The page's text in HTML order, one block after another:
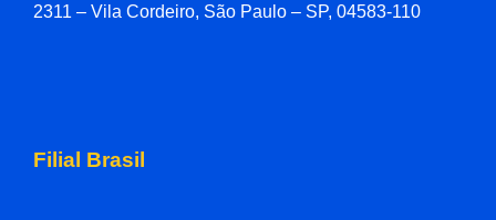
2311 – Vila Cordeiro, São Paulo – SP, 04583-110
Filial Brasil